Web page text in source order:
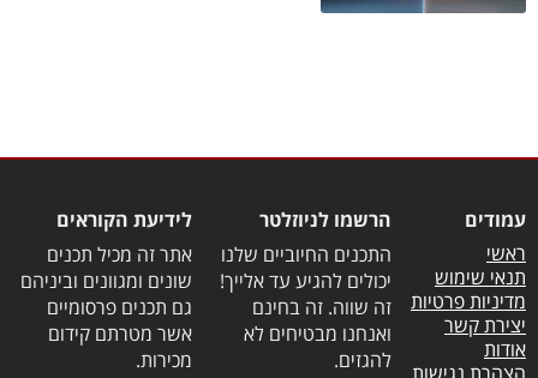
עמודים
ראשי
תנאי שימוש
מדיניות פרטיות
יצירת קשר
אודות
הרשמו לניוזלטר
התכנים החיוביים שלנו
יכולים להגיע עד אלייך!
זה שווה. זה בחינם
ואנחנו מבטיחים לא
להגזים.
לידיעת הקוראים
אתר זה מכיל תכנים
שונים ומגוונים וביניהם
גם תכנים פרסומיים
אשר מטרתם קידום
מכירות.